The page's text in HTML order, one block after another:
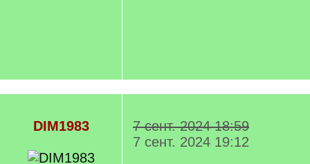
DIM1983
7 сент. 2024 18:59
7 сент. 2024 19:12